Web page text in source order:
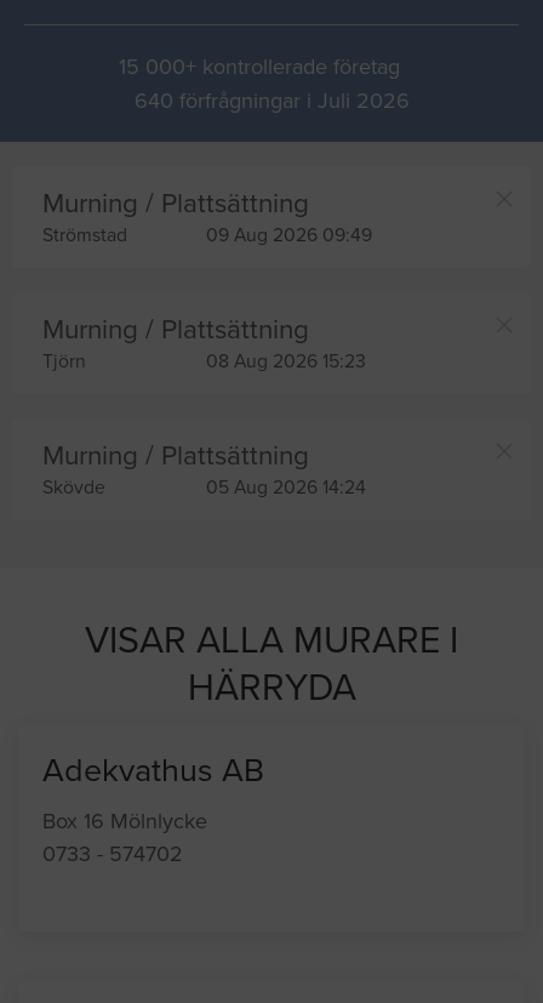
15 000+ kontrollerade företag
640 förfrågningar i Juli 2026
Murning / Plattsättning
Strömstad 09 Aug 2026 09:49
Murning / Plattsättning
Tjörn 08 Aug 2026 15:23
Murning / Plattsättning
Skövde 05 Aug 2026 14:24
VISAR ALLA MURARE I
HÄRRYDA
Adekvathus AB
Box 16 Mölnlycke
0733 - 574702